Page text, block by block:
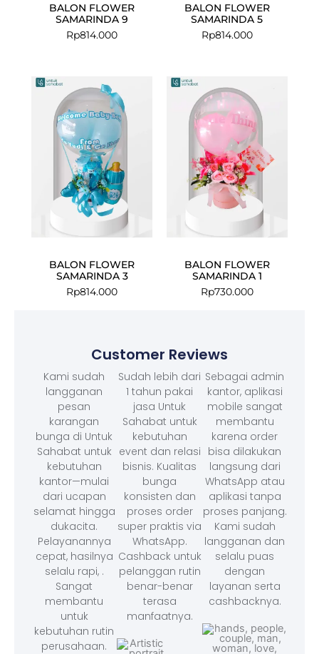
BALON FLOWER
SAMARINDA 9
Rp814.000
BALON FLOWER
SAMARINDA 5
Rp814.000
BALON FLOWER
SAMARINDA 3
Rp814.000
BALON FLOWER
SAMARINDA 1
Rp730.000
Customer Reviews
Kami sudah
langganan
pesan
karangan
bunga di Untuk
Sahabat untuk
kebutuhan
kantor—mulai
dari ucapan
selamat hingga
dukacita.
Pelayanannya
cepat, hasilnya
selalu rapi, .
Sangat
membantu
untuk
kebutuhan rutin
perusahaan.
Sudah lebih dari
1 tahun pakai
jasa Untuk
Sahabat untuk
kebutuhan
event dan relasi
bisnis. Kualitas
bunga
konsisten dan
proses order
super praktis via
WhatsApp.
Cashback untuk
pelanggan rutin
benar-benar
terasa
manfaatnya.
Sebagai admin
kantor, aplikasi
mobile sangat
membantu
karena order
bisa dilakukan
langsung dari
WhatsApp atau
aplikasi tanpa
proses panjang.
Kami sudah
langganan dan
selalu puas
dengan
layanan serta
cashbacknya.